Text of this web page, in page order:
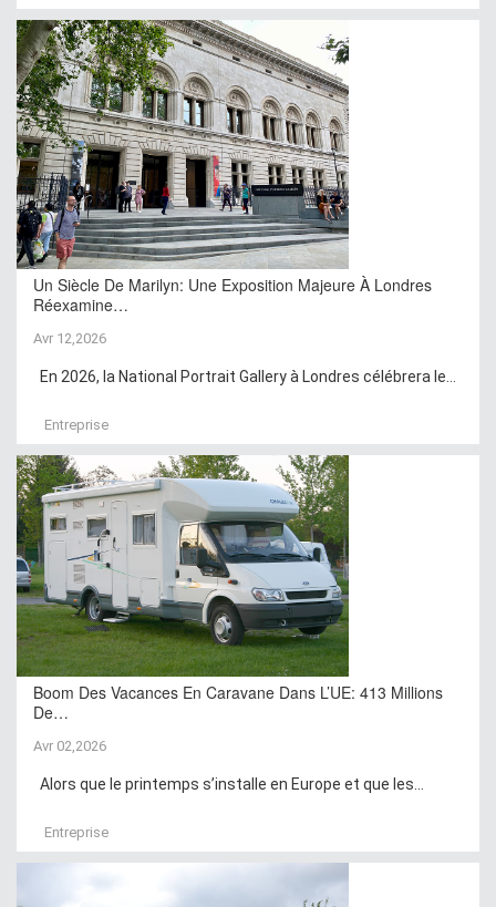
Un Siècle De Marilyn: Une Exposition Majeure À Londres
Réexamine…
Avr 12,2026
En 2026, la National Portrait Gallery à Londres célébrera le...
Entreprise
Boom Des Vacances En Caravane Dans L’UE: 413 Millions
De…
Avr 02,2026
Alors que le printemps s’installe en Europe et que les...
Entreprise